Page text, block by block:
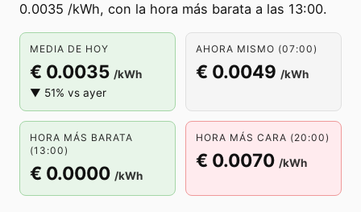
0.0035 /kWh, con la hora más barata a las 13:00.
MEDIA DE HOY
€ 0.0035 /kWh
▼ 51% vs ayer
AHORA MISMO (07:00)
€ 0.0049 /kWh
HORA MÁS BARATA
(13:00)
€ 0.0000 /kWh
HORA MÁS CARA (20:00)
€ 0.0070 /kWh